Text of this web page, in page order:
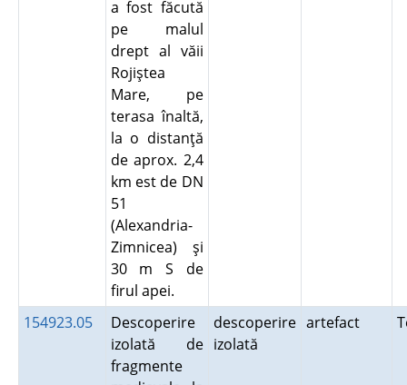
a fost făcută
pe malul
drept al văii
Rojiştea
Mare, pe
terasa înaltă,
la o distanţă
de aprox. 2,4
km est de DN
51
(Alexandria-
Zimnicea) şi
30 m S de
firul apei.
154923.05
Descoperire
izolată de
fragmente
descoperire
izolată
artefact